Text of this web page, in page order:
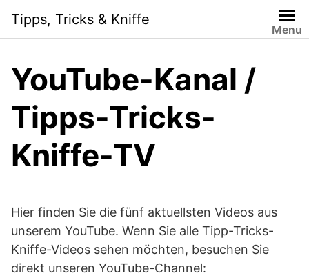
i
Tipps, Tricks & Kniffe
Menu
YouTube-Kanal /
Tipps-Tricks-
Kniffe-TV
Hier finden Sie die fünf aktuellsten Videos aus
unserem YouTube. Wenn Sie alle Tipp-Tricks-
Kniffe-Videos sehen möchten, besuchen Sie
direkt unseren YouTube-Channel: